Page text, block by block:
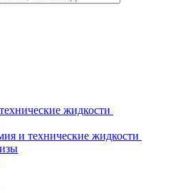
жидкости
и технические жидкости